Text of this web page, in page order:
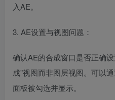
入AE。
3. AE设置与视图问题：
确认AE的合成窗口是否正确
成”视图而非图层视图。可以
面板被勾选并显示。